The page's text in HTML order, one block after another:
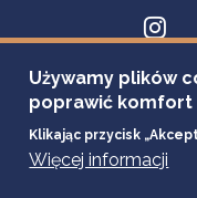
Używamy plików
poprawić komfort
Klikając przycisk
Więcej informacji